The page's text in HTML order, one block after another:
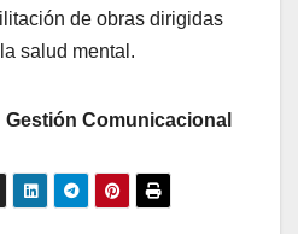
de obras dirigidas
salud mental.
Gestión Comunicacional